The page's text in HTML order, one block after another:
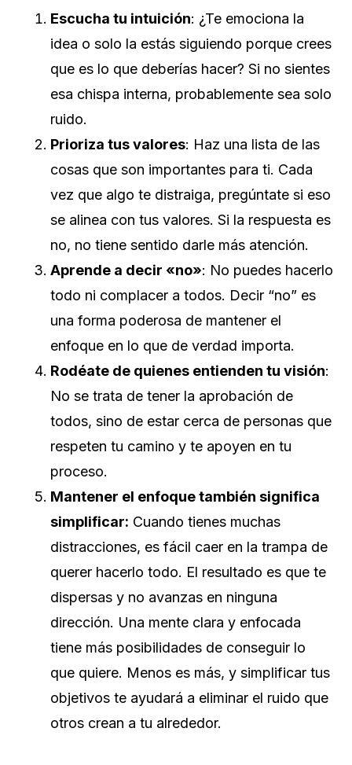
Escucha tu intuición: ¿Te emociona la
idea o solo la estás siguiendo porque crees
que es lo que deberías hacer? Si no sientes
esa chispa interna, probablemente sea solo
ruido.
Prioriza tus valores: Haz una lista de las
cosas que son importantes para ti. Cada
vez que algo te distraiga, pregúntate si eso
se alinea con tus valores. Si la respuesta es
no, no tiene sentido darle más atención.
Aprende a decir «no»: No puedes hacerlo
todo ni complacer a todos. Decir “no” es
una forma poderosa de mantener el
enfoque en lo que de verdad importa.
Rodéate de quienes entienden tu visión:
No se trata de tener la aprobación de
todos, sino de estar cerca de personas que
respeten tu camino y te apoyen en tu
proceso.
Mantener el enfoque también significa
simplificar: Cuando tienes muchas
distracciones, es fácil caer en la trampa de
querer hacerlo todo. El resultado es que te
dispersas y no avanzas en ninguna
dirección. Una mente clara y enfocada
tiene más posibilidades de conseguir lo
que quiere. Menos es más, y simplificar tus
objetivos te ayudará a eliminar el ruido que
otros crean a tu alrededor.